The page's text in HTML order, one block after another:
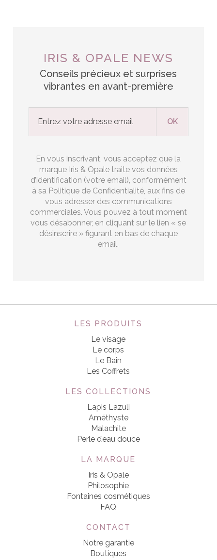
IRIS & OPALE NEWS
Conseils précieux et surprises
vibrantes en avant-première
En vous inscrivant, vous acceptez que la
marque Iris & Opale traite vos données
d’identification (votre email), conformément
à sa Politique de Confidentialité, aux fins de
vous adresser des communications
commerciales. Vous pouvez à tout moment
vous désabonner, en cliquant sur le lien « se
désinscrire » figurant en bas de chaque
email.
LES PRODUITS
Le visage
Le corps
Le Bain
Les Coffrets
LES COLLECTIONS
Lapis Lazuli
Améthyste
Malachite
Perle d’eau douce
LA MARQUE
Iris & Opale
Philosophie
Fontaines cosmétiques
FAQ
CONTACT
Notre garantie
Boutiques